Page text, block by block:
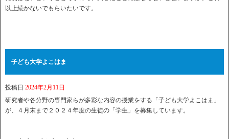
以上続かないでもらいたいです。
子ども大学よこはま
投稿日 2024年2月11日
研究者や各分野の専門家らが多彩な内容の授業をする「子ども大学よこはま」
が、４月末まで２０２４年度の生徒の「学生」を募集しています。